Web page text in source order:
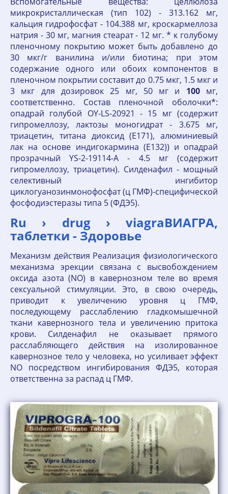
микрокристаллическая (тип 102) - 313.162 мг,
кальция гидрофосфат - 104.388 мг, кроскармеллоза
натрия - 30 мг, магния стеарат - 12 мг. * к голубому
пленочному покрытию может быть добавлено до
30 мкг/г ванилина и/или биотина; при этом
содержание одного или обоих компонентов в
пленочном покрытии составит до 0.75 мкг, 1.5 мкг и
3 мкг для дозировок 25 мг, 50 мг и 100мг,
соответственно. Состав пленочной оболочки*:
опадрай голубой OY-LS-20921 - 15 мг (содержит
гипромеллозу, лактозы моногидрат - 3.675 мг,
триацетин, титана диоксид (E171), алюминиевый
лак на основе индигокармина (E132)) и опадрай
прозрачный YS-2-19114-A - 4.5 мг (содержит
гипромеллозу, триацетин). Силденафил - мощный
селективный ингибитор
циклогуанозинмонофосфат (ц ГМФ)-специфической
фосфодиэстеразы типа 5 (ФДЭ5).
Ru › drug › viagraВИАГРА,
таблетки - Здоровье
Механизм действия Реализация физиологического
механизма эрекции связана с высвобождением
оксида азота (NO) в кавернозном теле во время
сексуальной стимуляции. Это, в свою очередь,
приводит к увеличению уровня ц ГМФ,
последующему расслаблению гладкомышечной
ткани кавернозного тела и увеличению притока
крови. Силденафил не оказывает прямого
расслабляющего действия на изолированное
кавернозное тело у человека, но усиливает эффект
NO посредством ингибирования ФДЭ5, которая
ответственна за распад ц ГМФ.